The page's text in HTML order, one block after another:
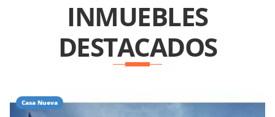
INMUEBLES
DESTACADOS
Casa Nueva